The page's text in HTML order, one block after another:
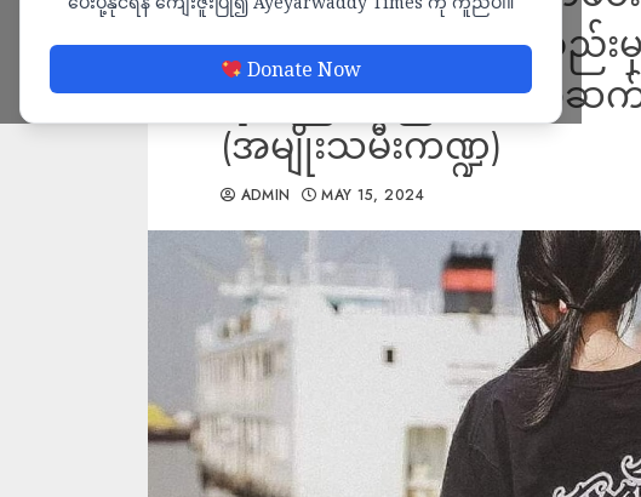
Donate Now
ရေဘဝဲလူငယ်အဖွဲ့အစည်းမှ
ရက်ကြာသည်အထိ အဆ
(အမျိုးသမီးကဏ္ဍ)
ADMIN MAY 15, 2024